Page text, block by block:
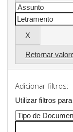
Retornar
Adicionar filtros:
Utilizar filtros